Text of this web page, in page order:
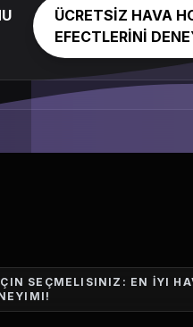
ÜCRETSİZ HAVA
EFECTLERİNİ
SEÇMELISINIZ: EN İYI